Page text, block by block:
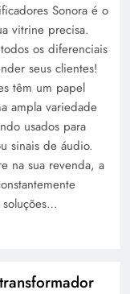
Sonora é o
vitrine precisa.
os diferenciais
seus clientes!
têm um papel
ampla variedade
usados para
sinais de áudio.
na sua revenda, a